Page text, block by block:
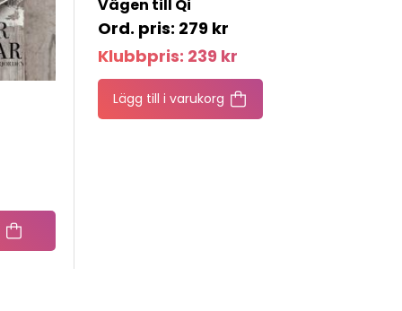
Vägen till Qi
279 kr
Klubbpris: 239 kr
Lägg till i varukorg